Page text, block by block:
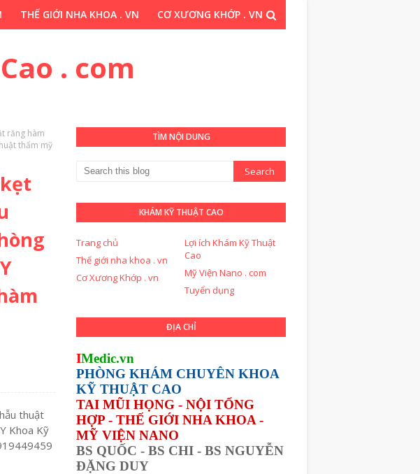
THẾ GIỚI NHA KHOA . VN CƠ XƯƠNG KHỚP . VN
. com
răng hàm
thẩm mỹ
thuật
Khoa Kỹ
TÌM NỘI DUNG
KHÁM KỸ THUẬT CAO
Trang chủ
Lợi ích Khám Kỹ Thuật
Cao
Thế giới nha khoa . vn
Mỹ Viện Nano . com
Cơ Xương Khớp . vn
Tuyển dụng
ĐỊA CHỈ
IMedic.vn
PHÒNG KHÁM CHUYÊN KHOA
KỸ THUẬT CAO
TAI MŨI HỌNG - NỘI TỔNG
HỢP - THẾ GIỚI NHA KHOA -
MỸ VIỆN NANO
BS QUỐC - BS CHI - BS NGUYỄN
ĐẶNG DUY